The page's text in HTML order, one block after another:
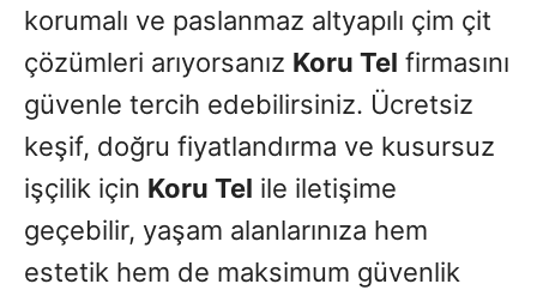
korumalı ve paslanmaz altyapılı çim çit
çözümleri arıyorsanız Koru Tel firmasını
güvenle tercih edebilirsiniz. Ücretsiz
keşif, doğru fiyatlandırma ve kusursuz
işçilik için Koru Tel ile iletişime
geçebilir, yaşam alanlarınıza hem
estetik hem de maksimum güvenlik